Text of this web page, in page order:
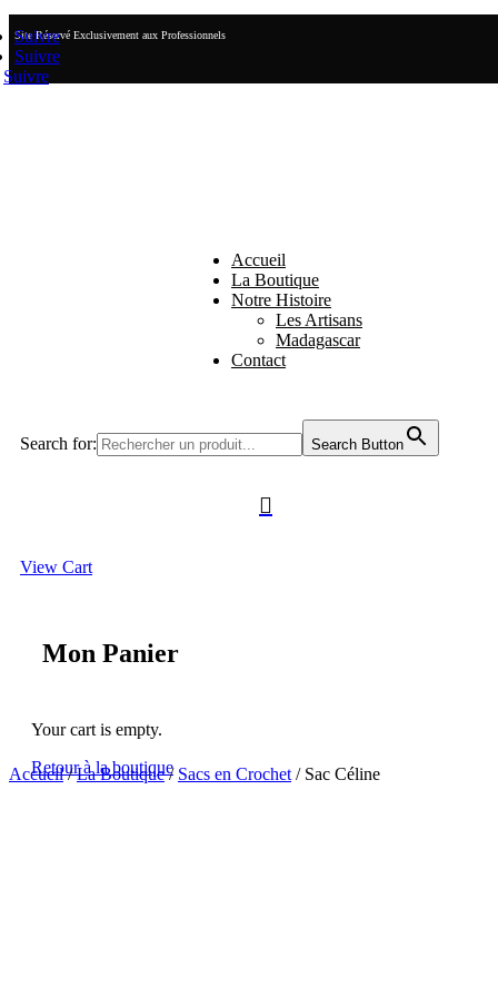
Site Réservé Exclusivement aux Professionnels
Suivre
Suivre
Suivre
Accueil
La Boutique
Notre Histoire
Les Artisans
Madagascar
Contact
Search for: Search Button

View Cart
Mon Panier
Your cart is empty.
Retour à la boutique
Accueil/La Boutique/ Sacs en Crochet / Sac Céline